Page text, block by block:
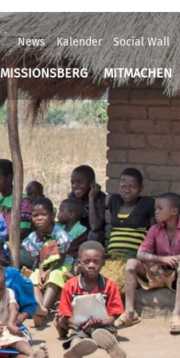
News Kalender Social Wall
MISSIONSBERG MITMACHEN